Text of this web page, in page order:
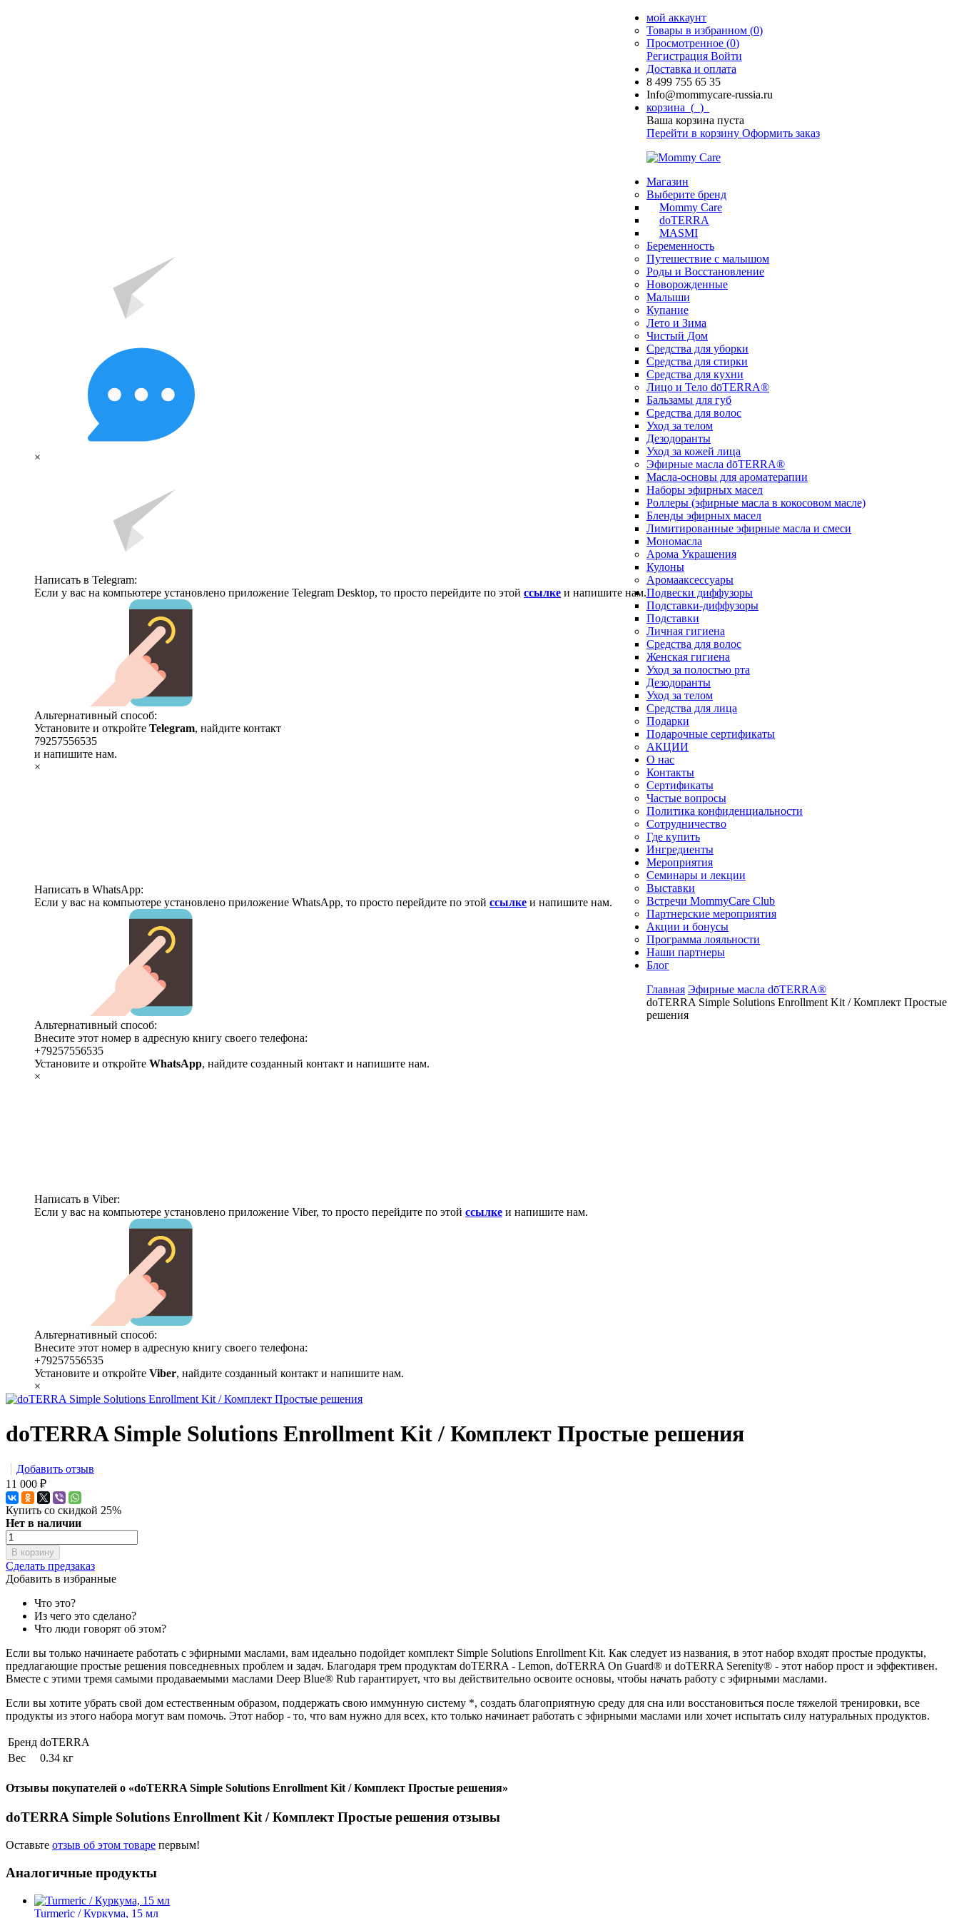
×
Написать в Telegram:
Если у вас на компьютере установлено приложение Telegram Desktop, то просто перейдите по этой ссылке и напишите нам.
Альтернативный способ:
Установите и откройте Telegram, найдите контакт
79257556535
и напишите нам.
×
Написать в WhatsApp:
Если у вас на компьютере установлено приложение WhatsApp, то просто перейдите по этой ссылке и напишите нам.
Альтернативный способ:
Внесите этот номер в адресную книгу своего телефона:
+79257556535
Установите и откройте WhatsApp, найдите созданный контакт и напишите нам.
×
Написать в Viber:
Если у вас на компьютере установлено приложение Viber, то просто перейдите по этой ссылке и напишите нам.
Альтернативный способ:
Внесите этот номер в адресную книгу своего телефона:
+79257556535
Установите и откройте Viber, найдите созданный контакт и напишите нам.
×
мой аккаунт
Товары в избранном (0)
Просмотренное (0)
Регистрация Войти
Доставка и оплата
8 499 755 65 35
Info@mommycare-russia.ru
корзина ( )
Ваша корзина пуста
Перейти в корзину Оформить заказ
Магазин
Выберите бренд
Mommy Care
doTERRA
MASMI
Беременность
Путешествие с малышом
Роды и Восстановление
Новорожденные
Малыши
Купание
Лето и Зима
Чистый Дом
Средства для уборки
Средства для стирки
Средства для кухни
Лицо и Тело dōTERRA®
Бальзамы для губ
Средства для волос
Уход за телом
Дезодоранты
Уход за кожей лица
Эфирные масла dōTERRA®
Масла-основы для ароматерапии
Наборы эфирных масел
Роллеры (эфирные масла в кокосовом масле)
Бленды эфирных масел
Лимитированные эфирные масла и смеси
Мономасла
Арома Украшения
Кулоны
Аромааксессуары
Подвески диффузоры
Подставки-диффузоры
Подставки
Личная гигиена
Средства для волос
Женская гигиена
Уход за полостью рта
Дезодоранты
Уход за телом
Средства для лица
Подарки
Подарочные сертификаты
АКЦИИ
О нас
Контакты
Сертификаты
Частые вопросы
Политика конфиденциальности
Сотрудничество
Где купить
Ингредиенты
Мероприятия
Семинары и лекции
Выставки
Встречи MommyCare Club
Партнерские мероприятия
Акции и бонусы
Программа лояльности
Наши партнеры
Блог
Главная Эфирные масла dōTERRA®
doTERRA Simple Solutions Enrollment Kit / Комплект Простые
решения
doTERRA Simple Solutions Enrollment Kit / Комплект Простые решения
Добавить отзыв
11 000 ₽
Купить со скидкой 25%
Нет в наличии
В корзину
Сделать предзаказ
Добавить в избранные
Что это?
Из чего это сделано?
Что люди говорят об этом?
Если вы только начинаете работать с эфирными маслами, вам идеально подойдет комплект Simple Solutions Enrollment Kit. Как следует из названия, в этот набор входят простые продукты,
предлагающие простые решения повседневных проблем и задач. Благодаря трем продуктам doTERRA - Lemon, doTERRA On Guard® и doTERRA Serenity® - этот набор прост и эффективен.
Вместе с этими тремя самыми продаваемыми маслами Deep Blue® Rub гарантирует, что вы действительно освоите основы, чтобы начать работу с эфирными маслами.
Если вы хотите убрать свой дом естественным образом, поддержать свою иммунную систему *, создать благоприятную среду для сна или восстановиться после тяжелой тренировки, все
продукты из этого набора могут вам помочь. Этот набор - то, что вам нужно для всех, кто только начинает работать с эфирными маслами или хочет испытать силу натуральных продуктов.
Бренд doTERRA
Вес
0.34 кг
Отзывы покупателей о «doTERRA Simple Solutions Enrollment Kit / Комплект Простые решения»
doTERRA Simple Solutions Enrollment Kit / Комплект Простые решения отзывы
Оставьте отзыв об этом товаре первым!
Аналогичные продукты
Turmeric / Куркума, 15 мл